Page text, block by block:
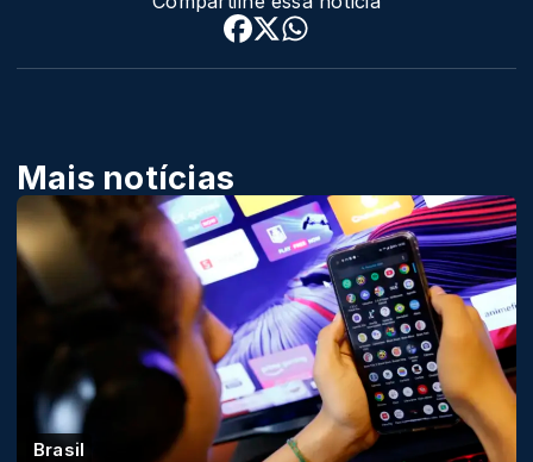
Mais notícias
Brasil